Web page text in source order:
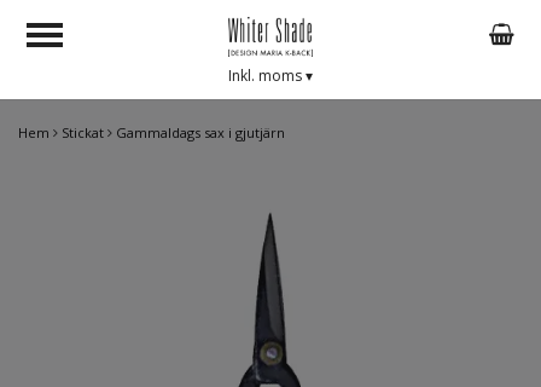
Hem Stickat Gammaldags sax i gjutjärn
Inkl. moms▾